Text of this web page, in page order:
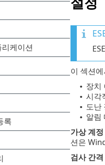
이 섹션
• 장치
• 시각
• 도난
• 알림
가상 계
션은
검사 간격